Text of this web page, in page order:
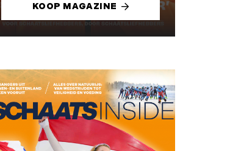
KOOP MAGAZINE